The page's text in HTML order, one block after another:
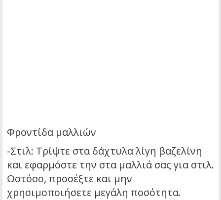
Φροντίδα μαλλιών
-Στιλ: Τρίψτε στα δάχτυλα λίγη βαζελίνη
και εφαρμόστε την στα μαλλιά σας για στιλ.
Ωστόσο, προσέξτε και μην
χρησιμοποιήσετε μεγάλη ποσότητα.